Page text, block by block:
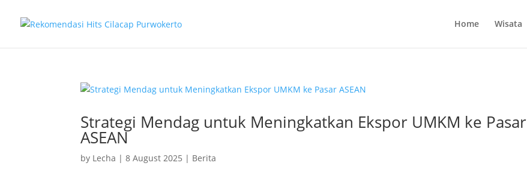
Home Wisata
Strategi Mendag untuk Meningkatkan Ekspor UMKM ke Pasar
ASEAN
by Lecha |8 August 2025 | Berita